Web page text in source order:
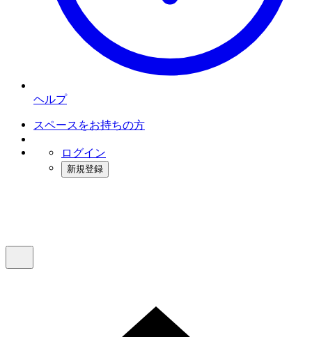
ヘルプ
スペースをお持ちの方
ログイン
新規登録